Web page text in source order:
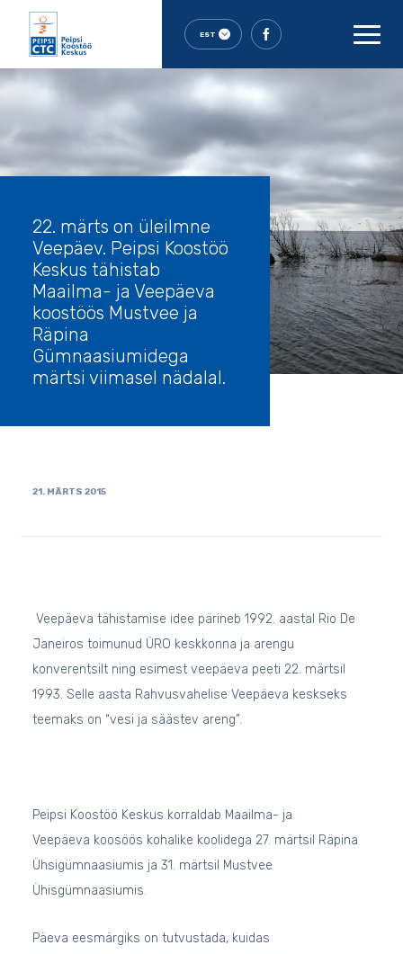
EST
22. märts on üleilmne
Veepäev. Peipsi Koostöö
Keskus tähistab
Maailma- ja Veepäeva
koostöös Mustvee ja
Räpina
Gümnaasiumidega
märtsi viimasel nädalal.
21. MÄRTS 2015
Veepäeva tähistamise idee pärineb 1992. aastal Rio De
Janeiros toimunud ÜRO keskkonna ja arengu
konverentsilt ning esimest veepäeva peeti 22. märtsil
1993. Selle aasta Rahvusvahelise Veepäeva keskseks
teemaks on “vesi ja säästev areng”.
Peipsi Koostöö Keskus korraldab Maailma- ja
Veepäeva koosöös kohalike koolidega 27. märtsil Räpina
Ühsigümnaasiumis ja 31. märtsil Mustvee
Ühisgümnaasiumis.
Päeva eesmärgiks on tutvustada, kuidas